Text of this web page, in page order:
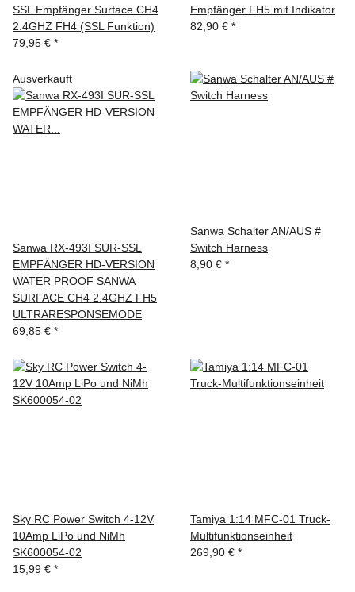
SSL Empfänger Surface CH4
2.4GHZ FH4 (SSL Funktion)
79,95 € *
Empfänger FH5 mit Indikator
82,90 € *
Ausverkauft
Sanwa RX-493I SUR-SSL
EMPFÄNGER HD-VERSION
WATER PROOF SANWA
SURFACE CH4 2.4GHZ FH5
ULTRARESPONSEMODE
69,85 € *
Sanwa Schalter AN/AUS #
Switch Harness
8,90 € *
Sky RC Power Switch 4-12V
10Amp LiPo und NiMh
SK600054-02
15,99 € *
Tamiya 1:14 MFC-01 Truck-
Multifunktionseinheit
269,90 € *